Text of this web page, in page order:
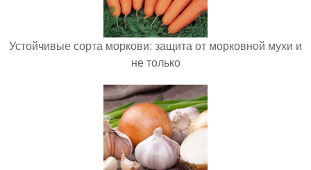
Устойчивые сорта моркови: защита от морковной мухи и
не только